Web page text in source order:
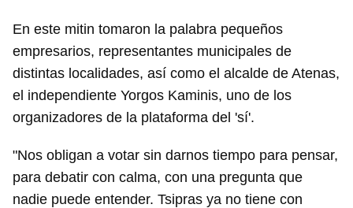
En este mitin tomaron la palabra pequeños
empresarios, representantes municipales de
distintas localidades, así como el alcalde de Atenas,
el independiente Yorgos Kaminis, uno de los
organizadores de la plataforma del 'sí'.
"Nos obligan a votar sin darnos tiempo para pensar,
para debatir con calma, con una pregunta que
nadie puede entender. Tsipras ya no tiene con